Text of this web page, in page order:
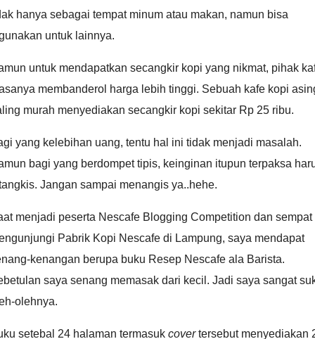
hanya sebagai tempat minum atau makan, namun bisa
untuk lainnya.
untuk mendapatkan secangkir kopi yang nikmat, pihak
membanderol harga lebih tinggi. Sebuah kafe kopi
murah menyediakan secangkir kopi sekitar Rp 25 ribu.
yang kelebihan uang, tentu hal ini tidak menjadi masalah.
bagi yang berdompet tipis, keinginan itupun terpaksa
Jangan sampai menangis ya..hehe.
menjadi peserta Nescafe Blogging Competition dan sempat
Pabrik Kopi Nescafe di Lampung, saya mendapat
kenangan berupa buku Resep Nescafe ala Barista.
saya senang memasak dari kecil. Jadi saya sangat
olehnya.
setebal 24 halaman termasuk covertersebut menyediakan